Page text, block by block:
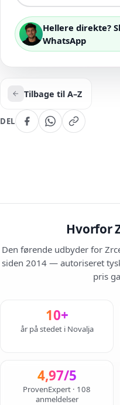
Hellere direkte?
WhatsApp
Tilbage til A–Z
DEL
Hvorfor
Den førende udbyder for
siden 2014 — autoriseret
pris
10+
år på stedet i Novalja
4,97/5
ProvenExpert · 108
anmeldelser